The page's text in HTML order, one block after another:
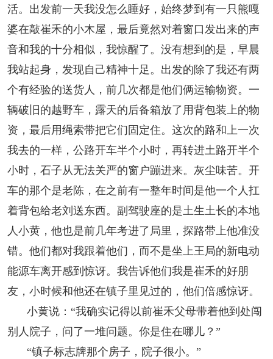
活。出发前一天我没怎么睡好，始终梦到有一只熊嘎
婆在敲崔禾的小木屋，最后竟然对着窗口发出来的声
音和我的十分相似，我惊醒了。没有想到的是，早晨
我站起身，发现自己精神十足。出发的除了我还有两
个有经验的送货人，前几次都是他们俩运输物资。一
辆破旧的越野车，露天的后备箱放了用背包装上的物
资，最后用绳索带把它们固定住。这次的路和上一次
我去的一样，公路开车半个小时，再转进土路开半个
小时，石子从无法关严的窗户蹦进来。灰尘味苦。开
车的那个是老陈，在之前有一整年时间是他一个人扛
着背包给老刘送东西。副驾驶座的是土生土长的本地
人小黄，他也是前几年考进了局里，探路带上他准没
错。他们都对我跟着他们，而不是坐上王局的新电动
能源车离开感到惊讶。我告诉他们我是崔禾的好朋
友，小时候和他还在镇子里见过的，他们倍感惊讶。
小黄说：“我确实记得以前崔禾父母带着他到处闯
别人院子，问了一堆问题。你是住在哪儿？”
“镇子标志牌那个房子，院子很小。”